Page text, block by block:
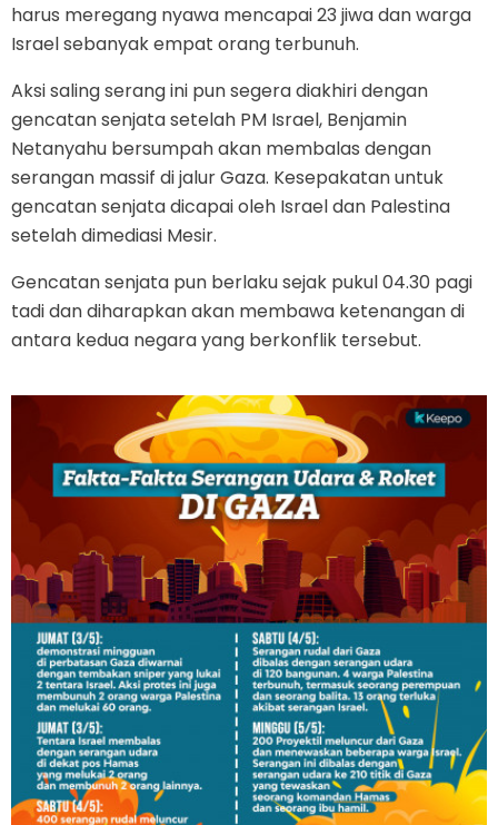
harus meregang nyawa mencapai 23 jiwa dan warga
Israel sebanyak empat orang terbunuh.
Aksi saling serang ini pun segera diakhiri dengan
gencatan senjata setelah PM Israel, Benjamin
Netanyahu bersumpah akan membalas dengan
serangan massif di jalur Gaza. Kesepakatan untuk
gencatan senjata dicapai oleh Israel dan Palestina
setelah dimediasi Mesir.
Gencatan senjata pun berlaku sejak pukul 04.30 pagi
tadi dan diharapkan akan membawa ketenangan di
antara kedua negara yang berkonflik tersebut.